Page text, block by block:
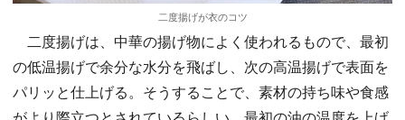
二度揚げが衣のコツ
二度揚げは、中華の揚げ物によく使われるもので、最初
の低温揚げで余分な水分を飛ばし、次の高温揚げで表面を
パリッと仕上げる。そうすることで、素材の持ち味や食感